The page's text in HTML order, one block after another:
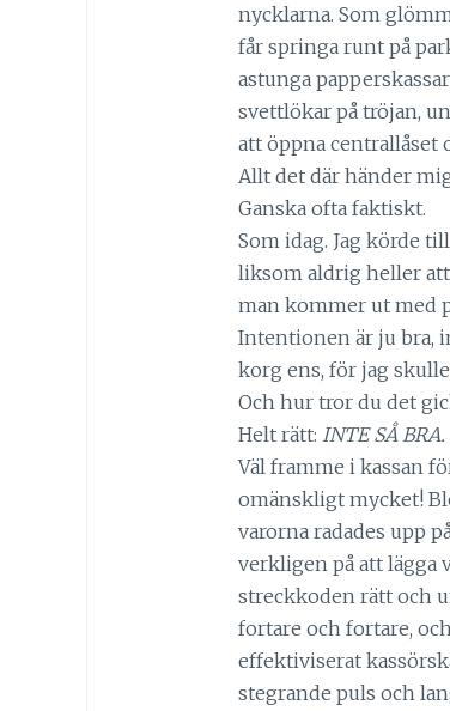
nycklarna. Som
får springa runt på
astunga
svettlökar på tröjan,
att öppna centrallåset
Allt det där händer
Ganska ofta faktiskt.
Som idag. Jag körde
liksom aldrig heller
man kommer ut med
Intentionen är ju bra,
korg ens, för jag
Och hur tror du det
Helt rätt: INTE SÅ BRA.
Väl framme i kassan
omänskligt mycket!
varorna radades upp
verkligen på att lägga
streckkoden rätt och
fortare och fortare,
effektiviserat
stegrande puls och